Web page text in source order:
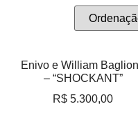
Enivo e William
– “SHOCKANT”
R$ 5.300,00